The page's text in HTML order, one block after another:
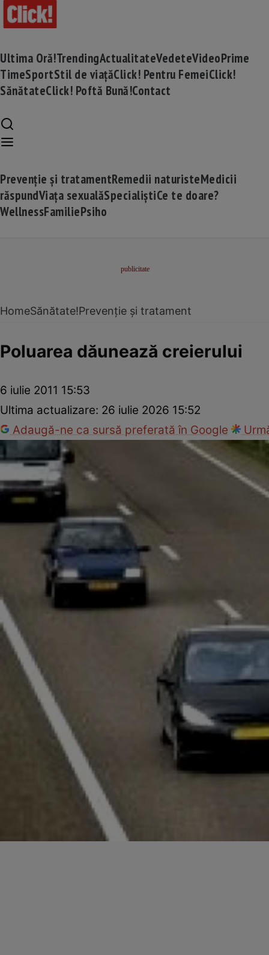
Ultima Oră!TrendingActualitateVedeteVideoPrime
TimeSportStil de viațăClick! Pentru FemeiClick!
SănătateClick! Poftă Bună!Contact
Prevenție și tratamentRemedii naturisteMedicii
răspundViața sexualăSpecialiștiCe te doare?
WellnessFamiliePsiho
HomeSănătate!Prevenție și tratament
Poluarea dăunează creierului
6 iulie 2011 15:53
Ultima actualizare: 26 iulie 2026 15:52
Adaugă-ne ca sursă preferată în Google